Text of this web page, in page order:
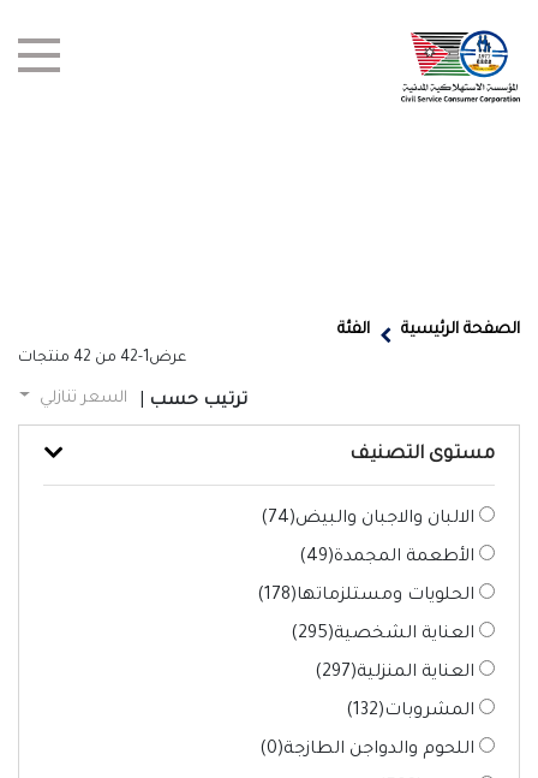
الفروع
الصفحة الرئيسية الفئة
عرض1-42 من 42 منتجات
ترتيب حسب السعر تنازلي
مستوى التصنيف
الالبان والاجبان والبيض(74
)
الأطعمة المجمدة(49
)
الحلويات ومستلزماتها(178
)
العناية الشخصية(295
)
العناية المنزلية(297
)
المشروبات(132
)
اللحوم والدواجن الطازجة(0
)